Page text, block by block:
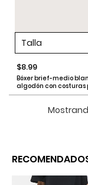
Talla
$8.99
Bóxer brief-medio
algodón con costuras